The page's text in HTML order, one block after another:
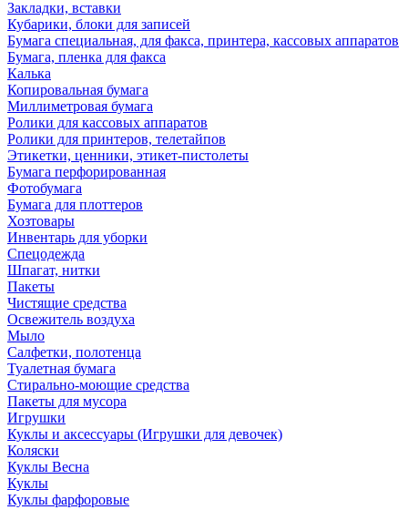
Закладки, вставки
Кубарики, блоки для записей
Бумага специальная, для факса, принтера, кассовых аппаратов
Бумага, пленка для факса
Калька
Копировальная бумага
Миллиметровая бумага
Ролики для кассовых аппаратов
Ролики для принтеров, телетайпов
Этикетки, ценники, этикет-пистолеты
Бумага перфорированная
Фотобумага
Бумага для плоттеров
Хозтовары
Инвентарь для уборки
Спецодежда
Шпагат, нитки
Пакеты
Чистящие средства
Освежитель воздуха
Мыло
Салфетки, полотенца
Туалетная бумага
Стирально-моющие средства
Пакеты для мусора
Игрушки
Куклы и аксессуары (Игрушки для девочек)
Коляски
Куклы Весна
Куклы
Куклы фарфоровые